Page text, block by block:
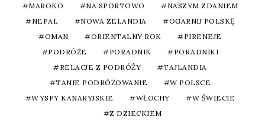
MAROKO
NA SPORTOWO
NASZYM ZDANIEM
NEPAL
NOWA ZELANDIA
OGARNIJ POLSKĘ
OMAN
ORIENTALNY ROK
PIRENEJE
PODRÓŻE
PORADNIK
PORADNIKI
RELACJE Z PODRÓŻY
TAJLANDIA
TANIE PODRÓŻOWANIE
W POLSCE
WYSPY KANARYJSKIE
WŁOCHY
W ŚWIECIE
Z DZIECKIEM